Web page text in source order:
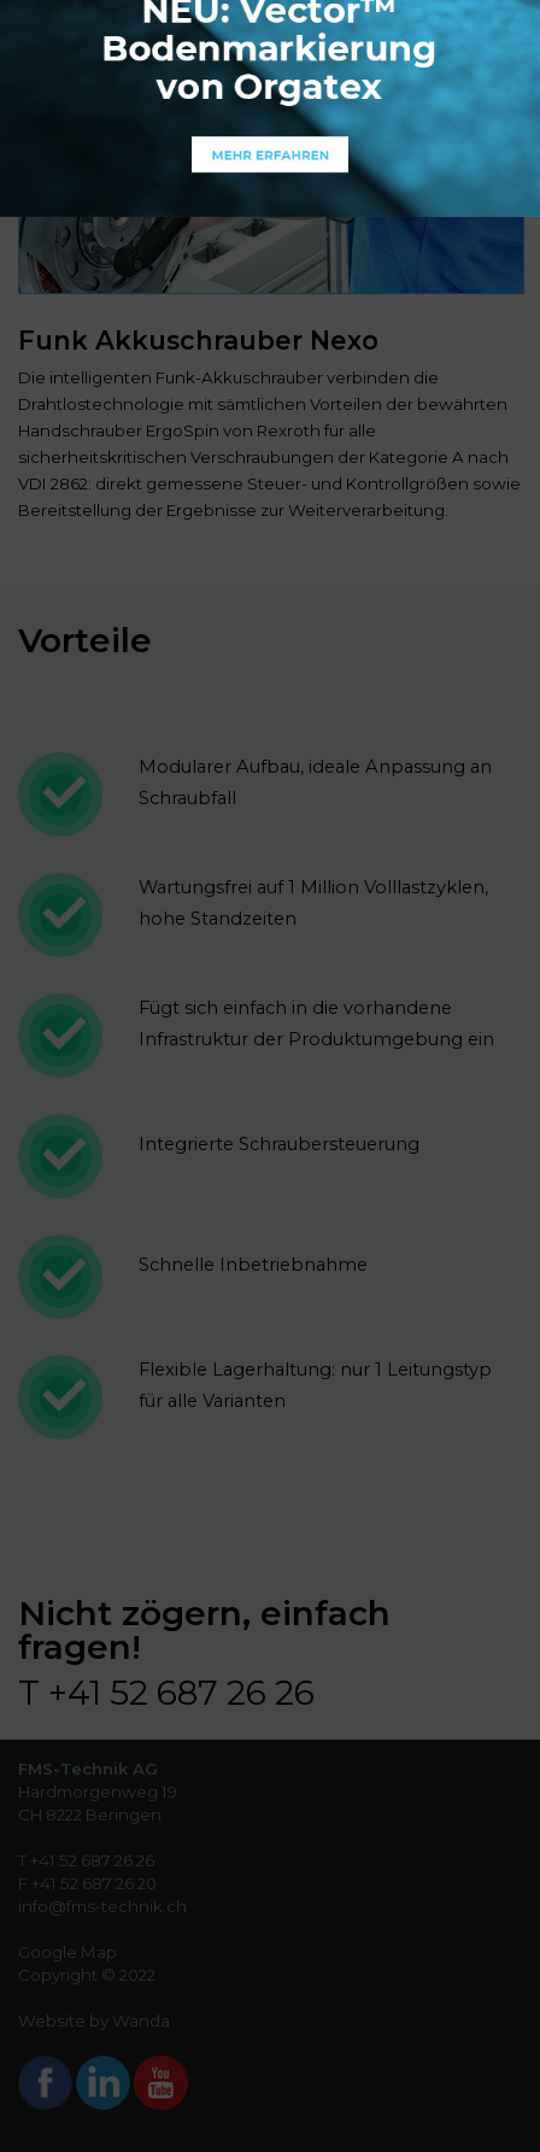
Funk Akkuschrauber Nexo
Die intelligenten Funk-Akkuschrauber verbinden die
Drahtlostechnologie mit sämtlichen Vorteilen der bewährten
Handschrauber ErgoSpin von Rexroth für alle
sicherheitskritischen Verschraubungen der Kategorie A nach
VDI 2862: direkt gemessene Steuer- und Kontrollgrößen sowie
Bereitstellung der Ergebnisse zur Weiterverarbeitung.
Vorteile
Modularer Aufbau, ideale Anpassung an
Schraubfall
Wartungsfrei auf 1 Million Volllastzyklen,
hohe Standzeiten
Fügt sich einfach in die vorhandene
Infrastruktur der Produktumgebung ein
Integrierte Schraubersteuerung
Schnelle Inbetriebnahme
Flexible Lagerhaltung: nur 1 Leitungstyp
für alle Varianten
Nicht zögern, einfach
fragen!
T +41 52 687 26 26
FMS-Technik AG
Hardmorgenweg 19
CH 8222 Beringen
T +41 52 687 26 26
F +41 52 687 26 20
info@fms-technik.ch
Google Map
Copyright © 2022
Website by Wanda